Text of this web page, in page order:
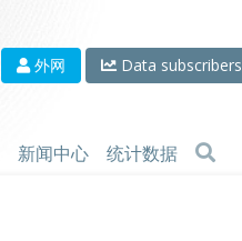
外网 Data subscribers
新闻中心 统计数据